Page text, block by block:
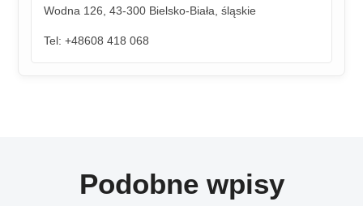
Wodna 126, 43-300 Bielsko-Biała, śląskie
Tel: +48608 418 068
Podobne wpisy